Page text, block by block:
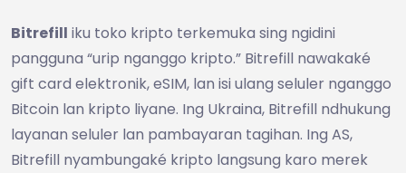
Bitrefill iku toko kripto terkemuka sing ngidini
pangguna “urip nganggo kripto.” Bitrefill nawakaké
gift card elektronik, eSIM, lan isi ulang seluler nganggo
Bitcoin lan kripto liyane. Ing Ukraina, Bitrefill ndhukung
layanan seluler lan pambayaran tagihan. Ing AS,
Bitrefill nyambungaké kripto langsung karo merek